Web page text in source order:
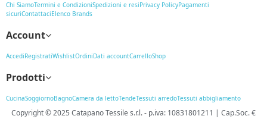
Chi SiamoTermini e CondizioniSpedizioni e resiPrivacy PolicyPagamenti
sicuriContattaciElenco Brands
Account
AccediRegistratiWishlistOrdiniDati accountCarrelloShop
Prodotti
CucinaSoggiornoBagnoCamera da lettoTendeTessuti arredoTessuti abbigliamento
Copyright © 2025 Catapano Tessile s.r.l.- p.iva: 10831801211 | Cap.Soc. €